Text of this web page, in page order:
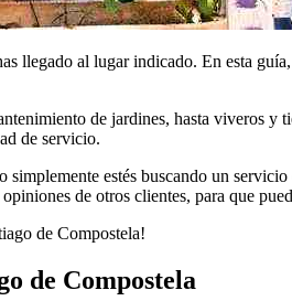
llegado al lugar indicado. En esta
de jardines, hasta viveros
de servicio.
simplemente estés buscando un
de otros clientes, para que
de Compostela!
de Compostela